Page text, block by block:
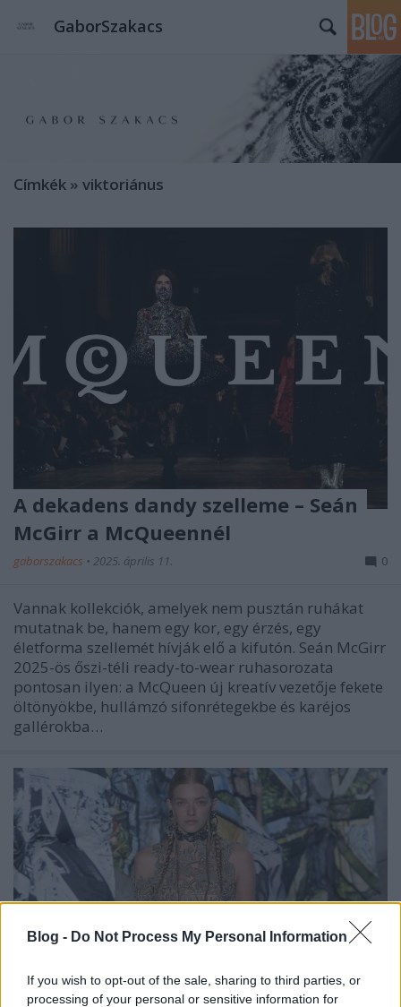
Blog - Do Not Process My Personal Information
If you wish to opt-out of the sale, sharing to third parties, or
processing of your personal or sensitive information for
GaborSzakacs
Címkék » viktoriánus
A dekadens dandy szelleme – Seán
McGirr a McQueennél
gaborszakacs • 2025. április 11. 0
Vannak kollekciók, amelyek nem pusztán ruhákat
mutatnak be, hanem egy kor, egy érzés, egy
életforma szellemét hívják elő a kifutón. Seán McGirr
2025-ös őszi-téli ready-to-wear ruhasorozata
pontosan ilyen: a McQueen új kreatív vezetője fekete
öltönyökbe, hullámzó sifonrétegekbe és karéjos
gallérokba…